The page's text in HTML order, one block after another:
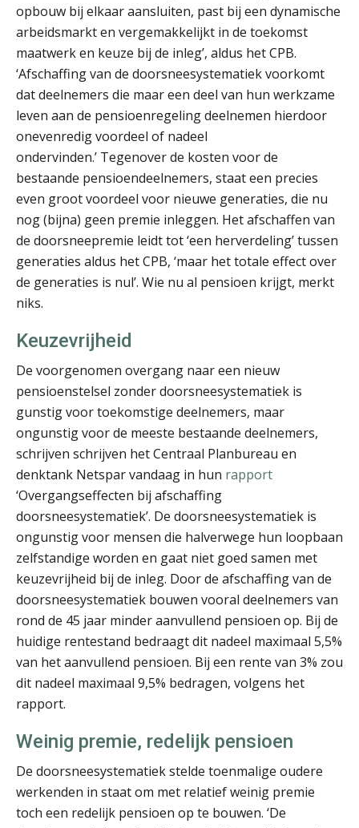
opbouw bij elkaar aansluiten, past bij een dynamische
arbeidsmarkt en vergemakkelijkt in de toekomst
maatwerk en keuze bij de inleg’, aldus het CPB.
‘Afschaffing van de doorsneesystematiek voorkomt
dat deelnemers die maar een deel van hun werkzame
leven aan de pensioenregeling deelnemen hierdoor
onevenredig voordeel of nadeel
ondervinden.’ Tegenover de kosten voor de
bestaande pensioendeelnemers, staat een precies
even groot voordeel voor nieuwe generaties, die nu
nog (bijna) geen premie inleggen. Het afschaffen van
de doorsneepremie leidt tot ‘een herverdeling’ tussen
generaties aldus het CPB, ‘maar het totale effect over
de generaties is nul’. Wie nu al pensioen krijgt, merkt
niks.
Keuzevrijheid
De voorgenomen overgang naar een nieuw
pensioenstelsel zonder doorsneesystematiek is
gunstig voor toekomstige deelnemers, maar
ongunstig voor de meeste bestaande deelnemers,
schrijven schrijven het Centraal Planbureau en
denktank Netspar vandaag in hun rapport
‘Overgangseffecten bij afschaffing
doorsneesystematiek’. De doorsneesystematiek is
ongunstig voor mensen die halverwege hun loopbaan
zelfstandige worden en gaat niet goed samen met
keuzevrijheid bij de inleg. Door de afschaffing van de
doorsneesystematiek bouwen vooral deelnemers van
rond de 45 jaar minder aanvullend pensioen op. Bij de
huidige rentestand bedraagt dit nadeel maximaal 5,5%
van het aanvullend pensioen. Bij een rente van 3% zou
dit nadeel maximaal 9,5% bedragen, volgens het
rapport.
Weinig premie, redelijk pensioen
De doorsneesystematiek stelde toenmalige oudere
werkenden in staat om met relatief weinig premie
toch een redelijk pensioen op te bouwen. ‘De
Edwin de Witte
Kirsten Roskam
Kees Beishuizen
Willem Veldhuizen